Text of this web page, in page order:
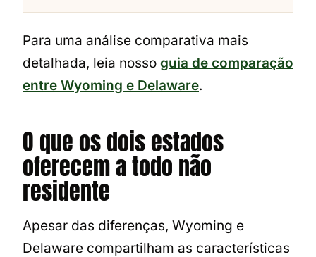
Para uma análise comparativa mais
detalhada, leia nosso guia de comparação
entre Wyoming e Delaware.
O que os dois estados
oferecem a todo não
residente
Apesar das diferenças, Wyoming e
Delaware compartilham as características